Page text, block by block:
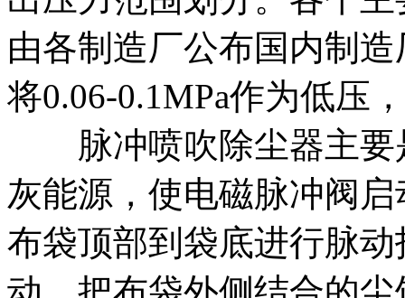
由各制造厂公布国内制
将0.06-0.1MPa作为低压
脉冲喷吹除尘器主要
灰能源，使电磁脉冲阀
布袋顶部到袋底进行脉